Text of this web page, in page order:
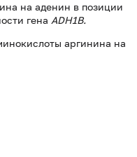
на аденин в позиции
гена ADH1B.
аргинина на